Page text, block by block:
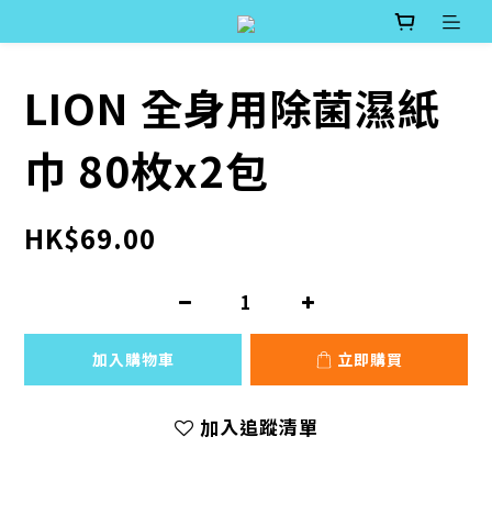
LION 全身用除菌濕紙
巾 80枚x2包
HK$69.00
加入購物車 立即購買
加入追蹤清單